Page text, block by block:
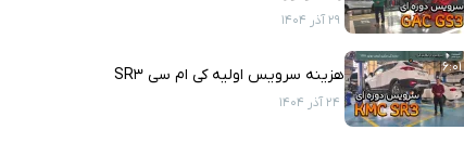
29 آذر 1404
6:01 هزینه سرویس اولیه کی ام سی SR3
24 آذر 1404